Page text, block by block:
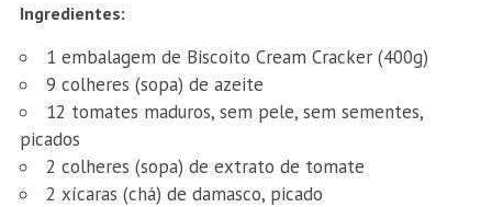
Ingredientes:
1 embalagem de Biscoito Cream Cracker (400g)
9 colheres (sopa) de azeite
12 tomates maduros, sem pele, sem sementes,
picados
2 colheres (sopa) de extrato de tomate
2 xícaras (chá) de damasco, picado